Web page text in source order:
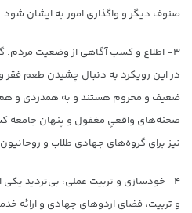
صنوف دیگر و واگذاری امور به ایشان شود.
۳- اطلاع و کسب آگاهی از وضعیت مردم:
در این رویکرد به دنبال چشیدن طعم فقر
ضعیف و محروم هستند و به همدردی و هم
صحنه‌های واقعیِ مغفول و پنهان جامعه
نیز برای گروه‌های جهادی طلاب و
۴- خودسازی و تربیت عملی: بی‌تردید
و تربیت، فضای اردوهای جهادی و ارائه